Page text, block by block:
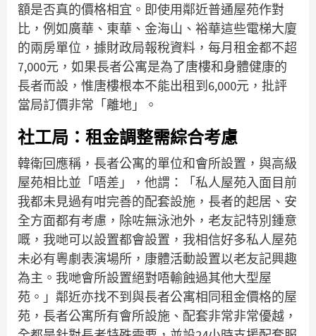
額是否真的價格相宜。即使用鄰近普通屋苑作對
比，例如廣華、東華、金海山、裕華這些電梯大廈
的兩房單位，據財政局報稅資料，每月租金都不超
7,000元，如果長者公寓是為了唐樓和身體健康的
長者而設，惟唐樓根本不能出租到6,000元，批評
當局訂價非常「離地」。
社工局：租金調整需綜合考慮
韓衛回應稱，長者公寓的單位和會所設置，與高級
屋苑相比並「唔差」，他謂：「私人屋苑入面目前
我都未見過有咁完善的配套設施，長者的起居、安
全方面都有考慮，除咗無泳池外，老友記特別鍾意
嘅，我哋可以設置都會設置，我相信好多私人屋苑
未必有粵劇表演場所，康體活動設置以老友記興趣
為主。我哋會所設置絕對唔輸蝕過其他大型屋
苑。」鄰近亦找不到與長者公寓相同租金價格的屋
苑，長者公寓所有會所設施、配套非常非常優越，